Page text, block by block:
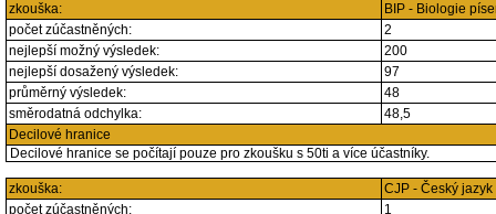
zkouška:
BIP - Biologie
počet zúčastněných:
2
nejlepší možný výsledek:
200
nejlepší dosažený výsledek:
97
průměrný výsledek:
48
směrodatná odchylka:
48,5
Decilové hranice
Decilové hranice se počítají pouze pro zkoušku s 50ti a více účastníky.
zkouška:
CJP - Český jazyk
počet zúčastněných:
1